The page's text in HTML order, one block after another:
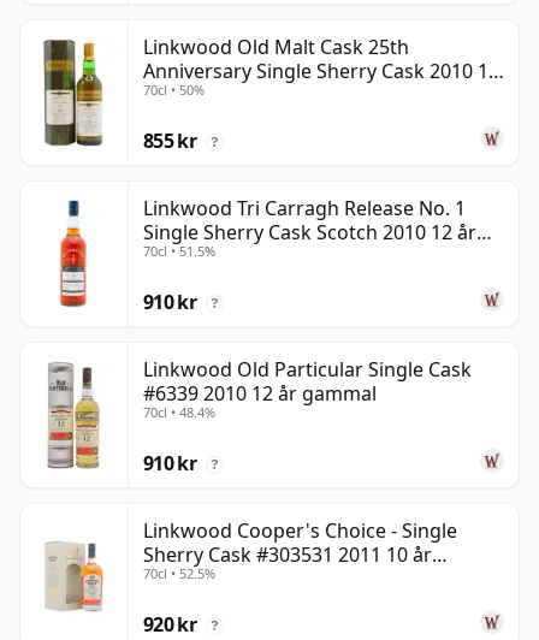
Linkwood Old Malt Cask 25th
Anniversary Single Sherry Cask 2010 13
år gammal
70cl • 50%
855 kr ?
Linkwood Tri Carragh Release No. 1
Single Sherry Cask Scotch 2010 12 år
gammal
70cl • 51.5%
910 kr ?
Linkwood Old Particular Single Cask
#6339 2010 12 år gammal
70cl • 48.4%
910 kr ?
Linkwood Cooper's Choice - Single
Sherry Cask #303531 2011 10 år
gammal
70cl • 52.5%
920 kr ?